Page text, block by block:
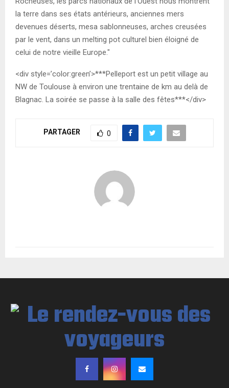
la terre dans ses états antérieurs, anciennes mers
devenues déserts, mesa sablonneuses, arches creusées
par le vent, dans un melting pot culturel bien éloigné de
celui de notre vieille Europe."
<div style=’color:green’>***Pelleport est un petit village au
NW de Toulouse à environ une trentaine de km au delà de
Blagnac. La soirée se passe à la salle des fêtes***</div>
PARTAGER 0